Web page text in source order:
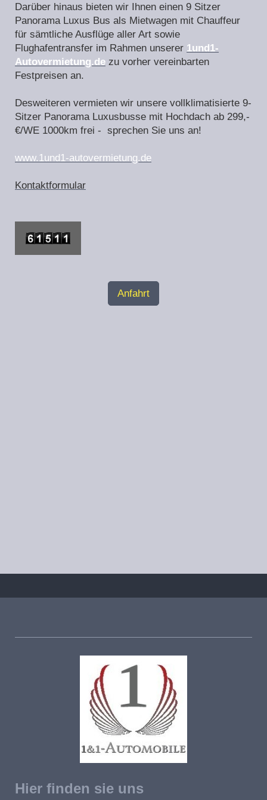
Darüber hinaus bieten wir Ihnen einen 9 Sitzer
Panorama Luxus Bus als Mietwagen mit Chauffeur
für sämtliche Ausflüge aller Art sowie
Flughafentransfer im Rahmen unserer 1und1-
Autovermietung.de zu vorher vereinbarten
Festpreisen an.
Desweiteren vermieten wir unsere vollklimatisierte 9-
Sitzer Panorama Luxusbusse mit Hochdach ab 299,-
€/WE 1000km frei - sprechen Sie uns an!
www.1und1-autovermietung.de
Kontaktformular
Anfahrt
Hier finden sie uns